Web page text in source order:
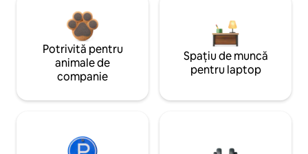
Potrivită pentru
animale de
companie
Spațiu de muncă
pentru laptop